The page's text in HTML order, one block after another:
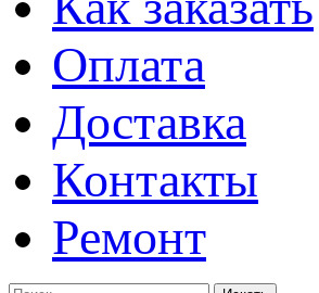
Оплата
Доставка
Контакты
Ремонт